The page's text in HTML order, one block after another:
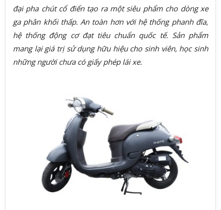
đại pha chút cổ điển tạo ra một siêu phẩm cho dòng xe
ga phân khối thấp. An toàn hơn với hệ thống phanh đĩa,
hệ thống động cơ đạt tiêu chuẩn quốc tế. Sản phẩm
mang lại giá trị sử dụng hữu hiệu cho sinh viên, học sinh
những người chưa có giấy phép lái xe.